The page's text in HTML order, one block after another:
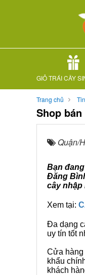
GIỎ TRÁI CÂY
Trang chủ
Shop
Quận/
Bạn
Đăng
cây nhập
Xem tại:
Đa dạng
uy tín tốt
Cửa hàng
khẩu
khách